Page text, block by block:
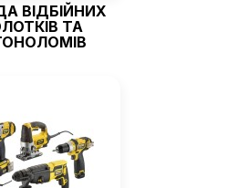
ВІДБІЙНИХ
ТА